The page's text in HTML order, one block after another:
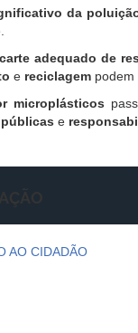
da
adequado de
e reciclagem podem
microplásticos
e
AO CIDADÃO